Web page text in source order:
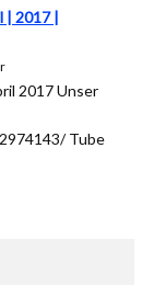
| 2017 |
2017 Unser
Tube